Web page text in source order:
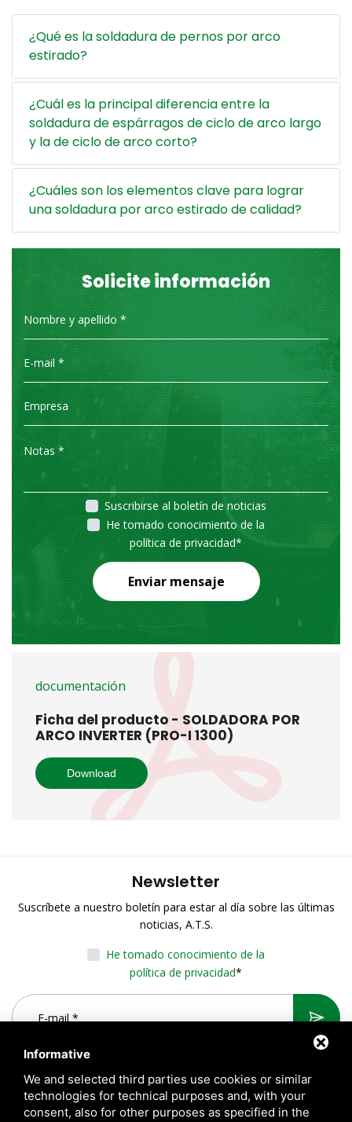
¿Qué es la soldadura de pernos por arco
estirado?
¿Cuál es la principal diferencia entre la
soldadura de espárragos de ciclo de arco largo
y la de ciclo de arco corto?
¿Cuáles son los elementos clave para lograr
una soldadura por arco estirado de calidad?
Solicite información
Suscribirse al boletín de noticias
He tomado conocimiento de la
política de privacidad*
Enviar mensaje
documentación
Ficha del producto - SOLDADORA POR
ARCO INVERTER (PRO-I 1300)
Download
Newsletter
Suscríbete a nuestro boletín para estar al día sobre las últimas
noticias, A.T.S.
He tomado conocimiento de la
política de privacidad*
Informative
We and selected third parties use cookies or similar
technologies for technical purposes and, with your
consent, also for other purposes as specified in the